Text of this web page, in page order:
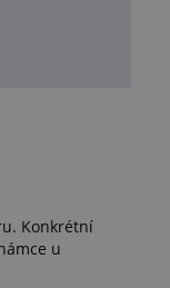
Konkrétní
u